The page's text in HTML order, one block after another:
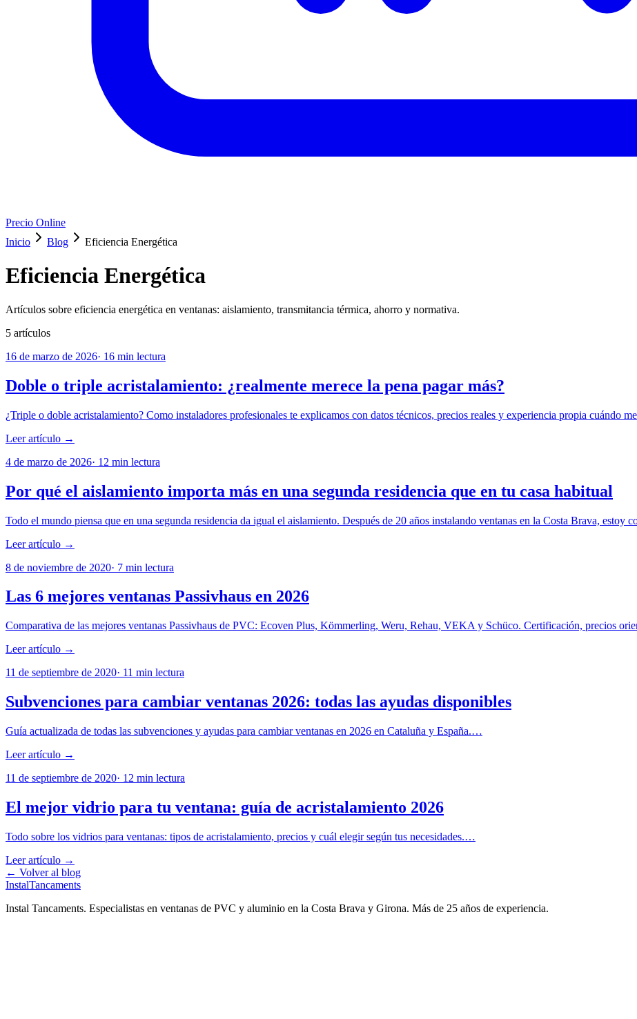
Precio Online
Inicio
Blog Eficiencia Energética
Eficiencia Energética
Artículos sobre eficiencia energética en ventanas: aislamiento, transmitancia térmica, ahorro y normativa.
5 artículos
16 de marzo de 2026· 16 min lectura
Doble o triple acristalamiento: ¿realmente merece la pena pagar más?
¿Triple o doble acristalamiento? Como instaladores profesionales te explicamos con datos técnicos, precios reales y experiencia propia cuándo
Leer artículo →
4 de marzo de 2026· 12 min lectura
Por qué el aislamiento importa más en una segunda residencia que en tu casa habitual
Todo el mundo piensa que en una segunda residencia da igual el aislamiento. Después de 20 años instalando ventanas en la Costa Brava, estoy
Leer artículo →
8 de noviembre de 2020· 7 min lectura
Las 6 mejores ventanas Passivhaus en 2026
Comparativa de las mejores ventanas Passivhaus de PVC: Ecoven Plus, Kömmerling, Weru, Rehau, VEKA y Schüco. Certificación, precios
Leer artículo →
11 de septiembre de 2020· 11 min lectura
Subvenciones para cambiar ventanas 2026: todas las ayudas disponibles
Guía actualizada de todas las subvenciones y ayudas para cambiar ventanas en 2026 en Cataluña y España.…
Leer artículo →
11 de septiembre de 2020· 12 min lectura
El mejor vidrio para tu ventana: guía de acristalamiento 2026
Todo sobre los vidrios para ventanas: tipos de acristalamiento, precios y cuál elegir según tus necesidades.…
Leer artículo →
← Volver al blog
InstalTancaments
Instal Tancaments. Especialistas en ventanas de PVC y aluminio en la Costa Brava y Girona. Más de 25 años de experiencia.